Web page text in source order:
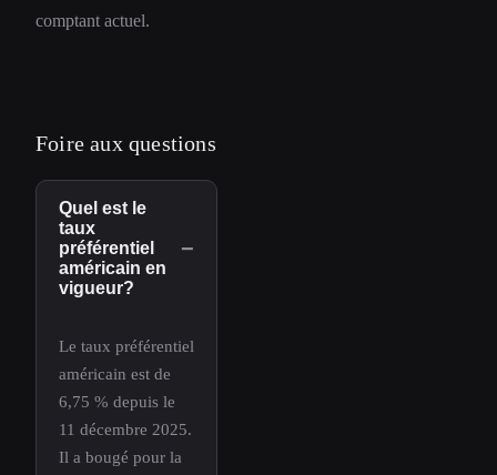
comptant actuel.
Foire aux questions
Quel est le
taux
préférentiel
américain en
vigueur?
−
Le taux préférentiel
américain est de
6,75 % depuis le
11 décembre 2025.
Il a bougé pour la